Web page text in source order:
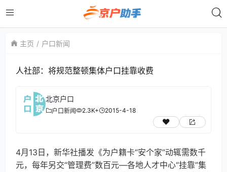
主页 户口新闻
人社部：将规范整顿集体户口挂靠收费
北京户口
户口新闻 2.3K+ 2015-4-18
4月13日，新华社播发《为户籍卡“安个家”动辄需数千
元，每年另交“管理费”数百元—各地人才中心“挂靠”集